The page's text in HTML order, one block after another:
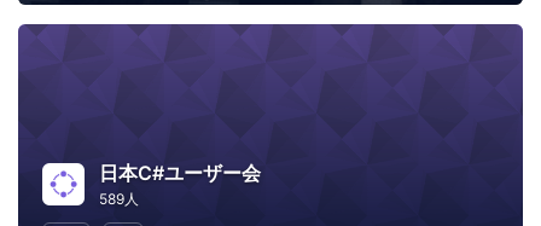
日本C#ユーザー会
589人